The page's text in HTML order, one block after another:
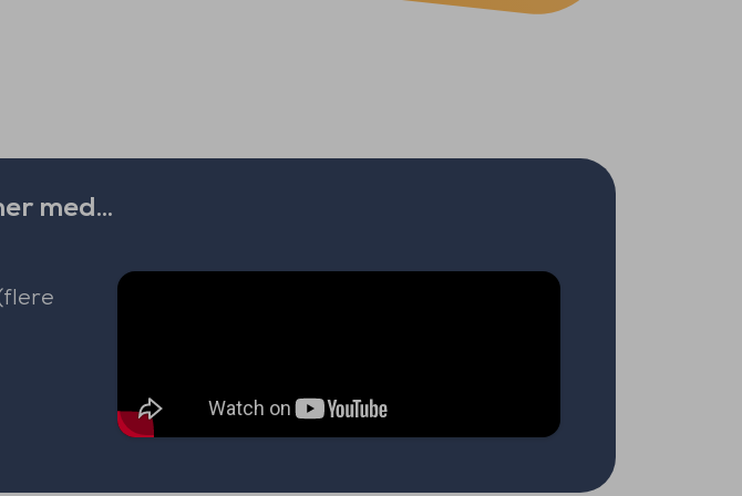
med...